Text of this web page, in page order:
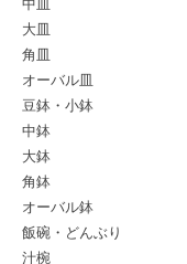
大皿
角皿
オーバル皿
豆鉢・小鉢
中鉢
大鉢
角鉢
オーバル鉢
飯碗・どんぶり
汁椀